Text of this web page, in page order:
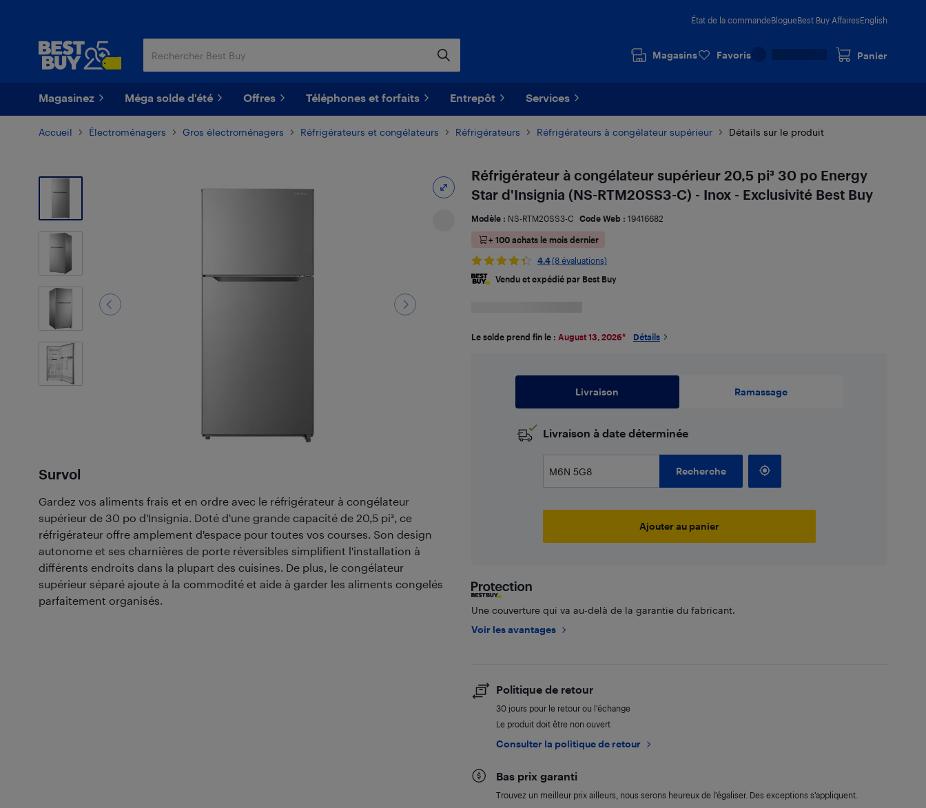
État de la commandeBlogueBest Buy AffairesEnglish
Magasins Favoris Panier
Magasinez Méga solde d'été Offres Téléphones et forfaits Entrepôt Services
Accueil Électroménagers Gros électroménagers Réfrigérateurs et congélateurs Réfrigérateurs Réfrigérateurs à congélateur supérieur Détails sur le produit
4
Photos
Survol
Gardez vos aliments frais et en ordre avec le réfrigérateur à congélateur
supérieur de 30 po d'Insignia. Doté d'une grande capacité de 20,5 pi³, ce
réfrigérateur offre amplement d'espace pour toutes vos courses. Son design
autonome et ses charnières de porte réversibles simplifient l'installation à
différents endroits dans la plupart des cuisines. De plus, le congélateur
supérieur séparé ajoute à la commodité et aide à garder les aliments congelés
parfaitement organisés.
Réfrigérateur à congélateur supérieur 20,5 pi³ 30 po Energy
Star d'Insignia (NS-RTM20SS3-C) - Inox - Exclusivité Best Buy
Modèle : NS-RTM20SS3-C Code Web : 19416682
+ 100 achats le mois dernier
4.4(8 évaluations)
Vendu et expédié par Best Buy
Le solde prend fin le : August 13, 2026* Détails
Livraison Ramassage
​Livraison à date déterminée
Recherche
Ajouter au panier
Une couverture qui va au-delà de la garantie du fabricant.
Voir les avantages
Politique de retour
30 jours pour le retour ou l’échange
Le produit doit être non ouvert
Consulter la politique de retour
Bas prix garanti
Trouvez un meilleur prix ailleurs, nous serons heureux de l’égaliser. Des exceptions s’appliquent.